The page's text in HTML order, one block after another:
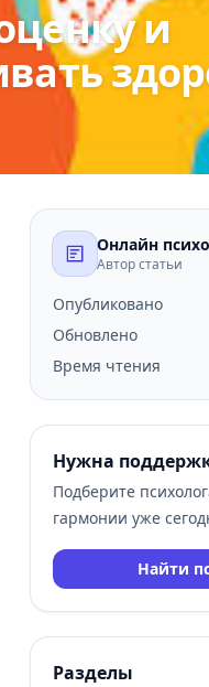
и
Онлайн
Автор статьи
Опубликовано
Обновлено
Время чтения
Нужна
Подберите
гармонии уже
Найти
Разделы